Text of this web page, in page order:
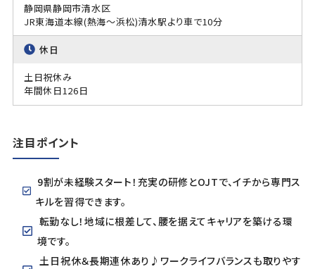
静岡県静岡市清水区
JR東海道本線(熱海～浜松)清水駅より車で10分
休日
土日祝休み
年間休日126日
注目ポイント
9割が未経験スタート！充実の研修とOJTで、イチから専門ス
キルを習得できます。
転勤なし！地域に根差して、腰を据えてキャリアを築ける環
境です。
土日祝休＆長期連休あり♪ワークライフバランスも取りやす